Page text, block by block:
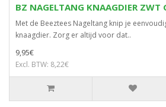
BZ NAGELTANG KNAAGDIER ZWT
Met de Beeztees Nageltang knip je
knaagdier. Zorg er altijd voor dat..
9,95€
Excl. BTW: 8,22€